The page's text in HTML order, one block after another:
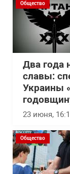
Общество
Два года
славы:
Украины
23 июня,
Общество